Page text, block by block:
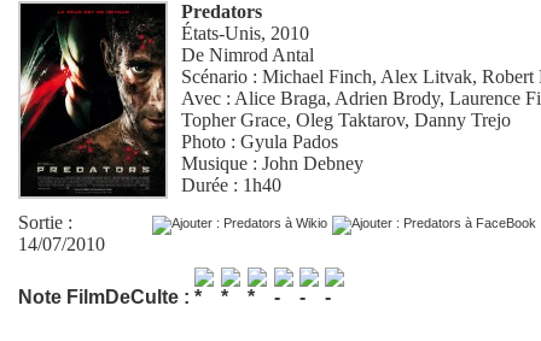
Predators
États-Unis, 2010
DeNimrod Antal
Scénario :Michael Finch, Alex Litvak,Robert
Avec : Alice Braga, Adrien Brody,Laurence
Topher Grace,Oleg Taktarov,Danny Trejo
Photo :Gyula Pados
Musique :John Debney
Durée : 1h40
Sortie :
14/07/2010
Note FilmDeCulte :